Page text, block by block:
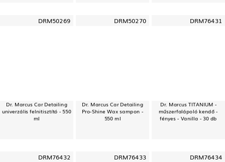
DRM50269
Dr. Marcus Car Detailing
univerzális felnitisztító - 550
ml
DRM50270
Dr. Marcus Car Detailing
Pro-Shine Wax sampon -
550 ml
DRM76431
Dr. Marcus TITANIUM -
műszerfalápoló kendő -
fényes - Vanilla - 30 db
DRM76432 DRM76433 DRM76434